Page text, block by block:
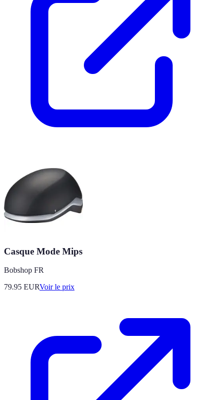
Casque Mode Mips
Bobshop FR
79.95 EURVoir le prix